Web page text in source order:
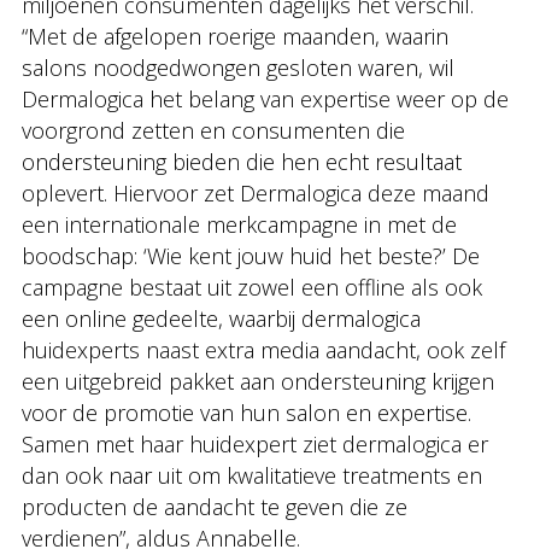
“Met de afgelopen roerige maanden, waarin
salons noodgedwongen gesloten waren, wil
Dermalogica het belang van expertise weer op de
voorgrond zetten en consumenten die
ondersteuning bieden die hen echt resultaat
oplevert. Hiervoor zet Dermalogica deze maand
een internationale merkcampagne in met de
boodschap: ‘Wie kent jouw huid het beste?’ De
campagne bestaat uit zowel een offline als ook
een online gedeelte, waarbij dermalogica
huidexperts naast extra media aandacht, ook zelf
een uitgebreid pakket aan ondersteuning krijgen
voor de promotie van hun salon en expertise.
Samen met haar huidexpert ziet dermalogica er
dan ook naar uit om kwalitatieve treatments en
producten de aandacht te geven die ze
verdienen”, aldus Annabelle.